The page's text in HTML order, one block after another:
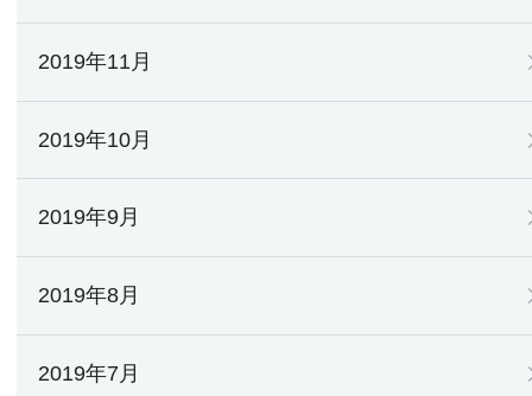
2019年11月
2019年10月
2019年9月
2019年8月
2019年7月